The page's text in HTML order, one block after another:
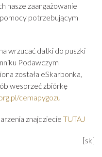
nasze zaangażowanie
potrzebującym
wrzucać datki do puszki
Podawczym
została eSkarbonka,
wesprzeć zbiórkę
cemapygozu
znajdziecie TUTAJ
[sk]